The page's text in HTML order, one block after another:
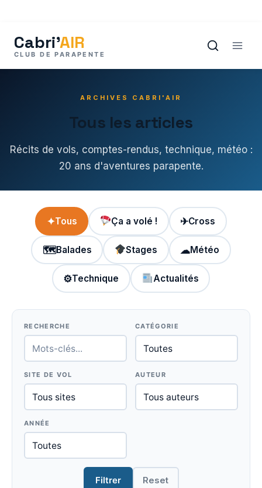
contenu
ARCHIVES CABRI'AIR
Tous les articles
Récits de vols, comptes-rendus, technique, météo :
20 ans d'aventures parapente.
✦Tous Ça a volé ! ✈Cross
🗺Balades Stages ☁Météo
⚙Technique Actualités
RECHERCHE CATÉGORIE
SITE DE VOL AUTEUR
ANNÉE
Filtrer Reset